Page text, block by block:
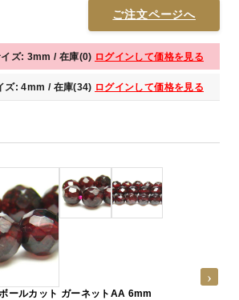
ご注文ページへ
ズ: 3mm / 在庫(0) ログインして価格を見る
ズ: 4mm / 在庫(34) ログインして価格を見る
ールカット ガーネットAA 6mm